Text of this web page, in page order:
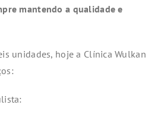
mantendo a qualidade e
unidades, hoje a Clínica Wulkan